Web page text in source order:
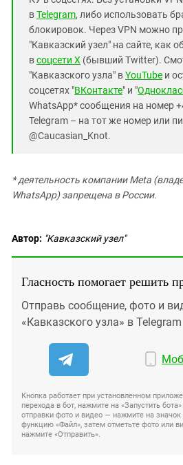
вTelegram, либо использовать
блокировок. Через VPN можно
"Кавказский узел" на сайте, как
всоцсети X (бывший Twitter).
"Кавказского узла" вYouTube и
соцсетях "ВКонтакте" и "
WhatsApp* сообщения на номер
Telegram – на тот же номер или
@Caucasian_Knot.
* деятельность компании Meta
WhatsApp) запрещена в России.
Автор: "Кавказский узел"
Гласность помогает решить
Отправь сообщение, фото и
«Кавказского узла» в Telegram
Кнопка работает при установленном
перехода в бот, нажмите на «Запустить
отправки фото и видео — нажмите на значок
функцию «Файл», затем отметьте фото или
нажмите «Отправить».